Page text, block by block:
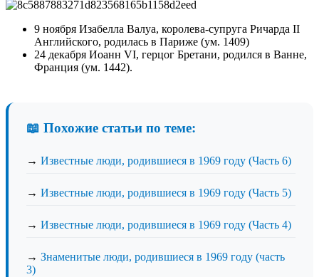
9 ноября Изабелла Валуа, королева-супруга Ричарда II
Английского, родилась в Париже (ум. 1409)
24 декабря Иоанн VI, герцог Бретани, родился в Ванне,
Франция (ум. 1442).
📖 Похожие статьи по теме:
→ Известные люди, родившиеся в 1969 году (Часть 6)
→ Известные люди, родившиеся в 1969 году (Часть 5)
→ Известные люди, родившиеся в 1969 году (Часть 4)
→ Знаменитые люди, родившиеся в 1969 году (часть
3)